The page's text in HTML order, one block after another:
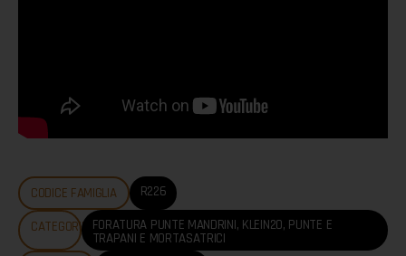
CODICE FAMIGLIA R226
CATEGORIE FORATURA PUNTE MANDRINI, KLEIN20, PUNTE E
TRAPANI E MORTASATRICI